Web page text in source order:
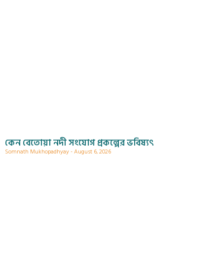
কেন বেতোয়া নদী সংযোগ প্রকল্পের ভবিষ্যৎ
Somnath Mukhopadhyay August 6, 2026